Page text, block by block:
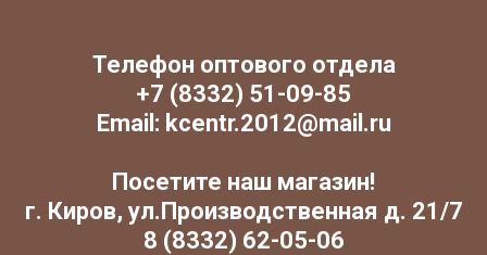
Телефон оптового отдела
+7 (8332) 51-09-85
Email: kcentr.2012@mail.ru
Посетите наш магазин!
г. Киров, ул.Производственная д. 21/7
8 (8332) 62-05-06